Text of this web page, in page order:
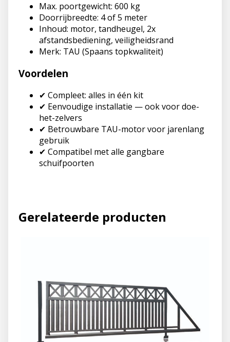
Max. poortgewicht: 600 kg
Doorrijbreedte: 4 of 5 meter
Inhoud: motor, tandheugel, 2x
afstandsbediening, veiligheidsrand
Merk: TAU (Spaans topkwaliteit)
Voordelen
✔ Compleet: alles in één kit
✔ Eenvoudige installatie — ook voor doe-
het-zelvers
✔ Betrouwbare TAU-motor voor jarenlang
gebruik
✔ Compatibel met alle gangbare
schuifpoorten
Gerelateerde producten